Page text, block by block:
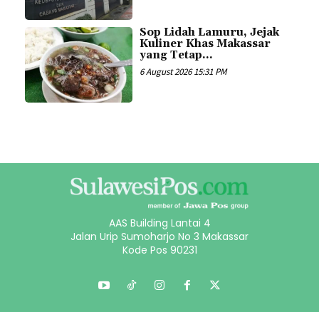
Sop Lidah Lamuru, Jejak
Kuliner Khas Makassar
yang Tetap...
6 August 2026 15:31 PM
AAS Building Lantai 4
Jalan Urip Sumoharjo No 3 Makassar
Kode Pos 90231